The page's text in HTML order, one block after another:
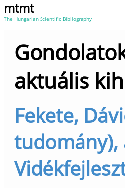
mtmt
The Hungarian Scientific Bibliography
aktuális
Fekete,
tudomány),